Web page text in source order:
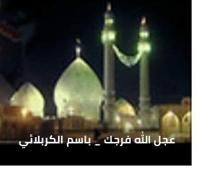
عجل الله فرجك _ باسم الكربلائي